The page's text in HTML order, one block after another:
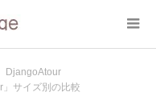
DjangoAtour
サイズ別の比較